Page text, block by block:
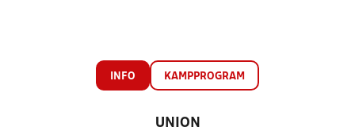
INFO KAMPPROGRAM
UNION